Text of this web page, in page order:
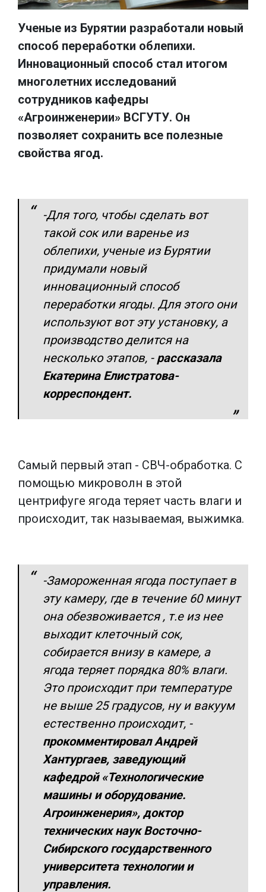
Ученые из Бурятии разработали новый
способ переработки облепихи.
Инновационный способ стал итогом
многолетних исследований
сотрудников кафедры
«Агроинженерии» ВСГУТУ. Он
позволяет сохранить все полезные
свойства ягод.
-Для того, чтобы сделать вот
такой сок или варенье из
облепихи, ученые из Бурятии
придумали новый
инновационный способ
переработки ягоды. Для этого они
используют вот эту установку, а
производство делится на
несколько этапов, - рассказала
Екатерина Елистратова-
корреспондент.
Самый первый этап - СВЧ-обработка. С
помощью микроволн в этой
центрифуге ягода теряет часть влаги и
происходит, так называемая, выжимка.
-Замороженная ягода поступает в
эту камеру, где в течение 60 минут
она обезвоживается , т.е из нее
выходит клеточный сок,
собирается внизу в камере, а
ягода теряет порядка 80% влаги.
Это происходит при температуре
не выше 25 градусов, ну и вакуум
естественно происходит, -
прокомментировал Андрей
Хантургаев, заведующий
кафедрой «Технологические
машины и оборудование.
Агроинженерия», доктор
технических наук Восточно-
Сибирского государственного
университета технологии и
управления.